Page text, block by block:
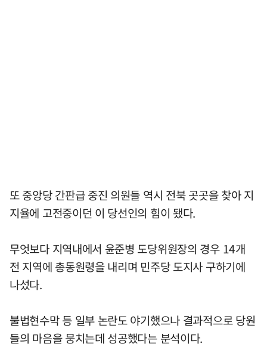
또 중앙당 간판급 중진 의원들 역시 전북 곳곳을 찾아 지
지율에 고전중이던 이 당선인의 힘이 됐다.
무엇보다 지역내에서 윤준병 도당위원장의 경우 14개
전 지역에 총동원령을 내리며 민주당 도지사 구하기에
나섰다.
불법현수막 등 일부 논란도 야기했으나 결과적으로 당원
들의 마음을 뭉치는데 성공했다는 분석이다.